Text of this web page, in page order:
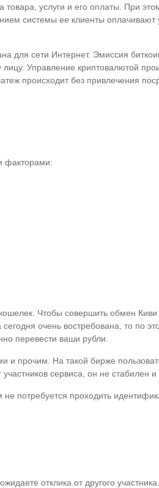
товара, услуги и его оплаты. При
системы ее клиенты
для сети Интернет. Эмиссия
Управление криптовалютой
происходит без привлечения
факторами:
Чтобы совершить обмен
очень востребована, то по
перевести ваши рубли.
и прочим. На такой бирже
сервиса, он не стабилен
потребуется проходить
отклика от другого